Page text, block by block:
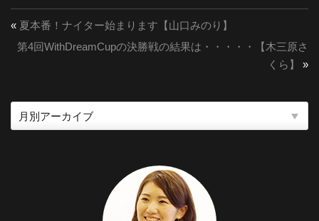
« 夏本番！ナイター始まります【山口みのり】
第4回WithDreamCupの決勝戦の結果は・・・・・【木三原さ
くら】
»